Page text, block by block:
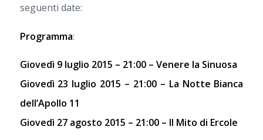
seguenti date:
Programma:
Giovedì 9 luglio 2015 – 21:00 – Venere la Sinuosa
Giovedì 23 luglio 2015 – 21:00 – La Notte Bianca
dell’Apollo 11
Giovedì 27 agosto 2015 – 21:00 – Il Mito di Ercole